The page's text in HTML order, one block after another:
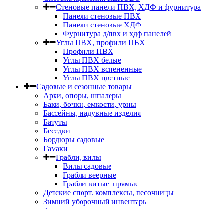
Стеновые панели ПВХ, ХДФ и фурнитура
Панели стеновые ПВХ
Панели стеновые ХДФ
Фурнитура д/пвх и хдф панелей
Углы ПВХ, профили ПВХ
Профили ПВХ
Углы ПВХ белые
Углы ПВХ вспененные
Углы ПВХ цветные
Садовые и сезонные товары
Арки, опоры, шпалеры
Баки, бочки, емкости, урны
Бассейны, надувные изделия
Батуты
Беседки
Бордюры садовые
Гамаки
Грабли, вилы
Вилы садовые
Грабли веерные
Грабли витые, прямые
Детские спорт. комплексы, песочницы
Зимний уборочный инвентарь